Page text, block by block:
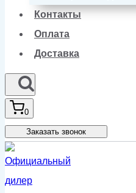
Контакты
Оплата
Доставка
0
Заказать звонок